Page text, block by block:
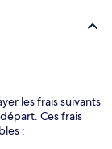
les frais suivants
Ces frais
: